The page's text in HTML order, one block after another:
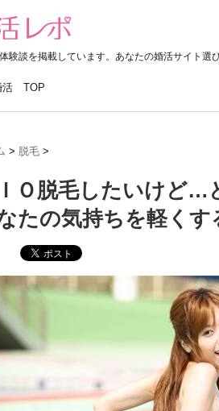
験談を掲載しています。あなたの婚活サイト選
活 TOP
> 脱毛 >
Ｏ脱毛したいけど…
たの気持ちを軽くす